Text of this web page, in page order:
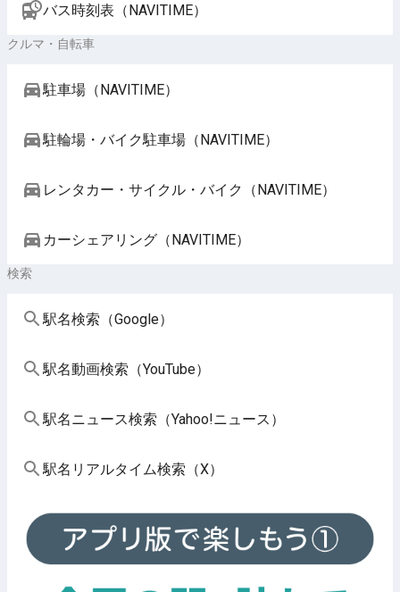
バス時刻表（NAVITIME）
クルマ・自転車
駐車場（NAVITIME）
駐輪場・バイク駐車場（NAVITIME）
レンタカー・サイクル・バイク（NAVITIME）
カーシェアリング（NAVITIME）
検索
駅名検索（Google）
駅名動画検索（YouTube）
駅名ニュース検索（Yahoo!ニュース）
駅名リアルタイム検索（X）